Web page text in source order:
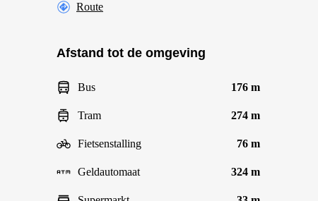
Route
Afstand tot de omgeving
Bus 176 m
Tram 274 m
Fietsenstalling 76 m
Geldautomaat 324 m